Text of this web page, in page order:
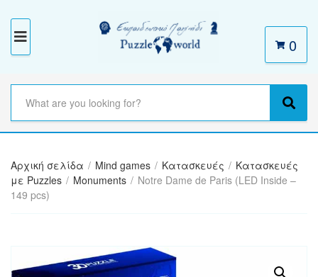
M
N
U
a
t
g
o
r
e
S
a
r
h
t
e
S
e
a
c
h
0
Αρχική σελίδα / Mind games / Κατασκευές / Κατασκευές
με Puzzles / Monuments / Notre Dame de Paris (LED Inside –
149 pcs)